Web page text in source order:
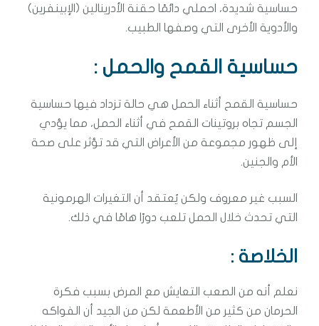
حساسية شديدة، احملي دائمًا حقنة الأدرينالين (الإبينفرين)
والأدوية الأخرى التي وصفها الطبيب.
حساسية القمح والحمل:
حساسية القمح أثناء الحمل هي حالة تزداد فيها حساسية
الجسم تجاه بروتينات القمح في أثناء الحمل، مما يؤدي
إلى ظهور مجموعة من الأعراض التي قد تؤثر على صحة
الأم والجنين.
السبب غير معروف ولكن يُعتقد أن التغيرات الهرمونية
التي تحدث خلال الحمل تلعب دورًا هامًا في ذلك.
الخلاصة :
نعلم أنه من الصعب التعايش مع المرض بسبب فكرة
الحرمان من كثير من الأطعمة لكن من الجيد أن الفواكه